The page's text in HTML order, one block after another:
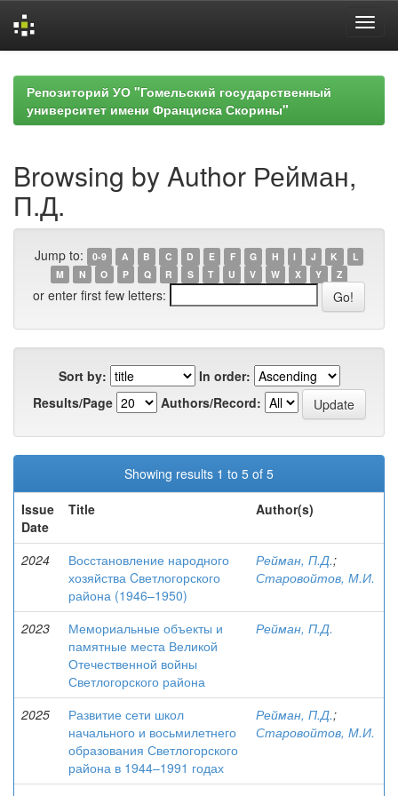
navigationРепозиторий УО "Гомельский государственный
университет имени Франциска Скорины"
Browsing by Author Рейман,
П.Д.
Jump to: 0-9 A B C D E F G H I J K
L
M
N O P Q R S T U V W X Y Z
or enter first few letters:
Sort by:
In order:
Results/Page
Authors/Record:
Showing results 1 to 5 of 5
Issue
Date
Title Author(s)
2024
Восстановление народного
хозяйства Cветлогорского
района (1946–1950)
Рейман, П.Д.;
Старовойтов, М.И.
2023
Мемориальные объекты и
памятные места Великой
Отечественной войны
Светлогорского района
Рейман, П.Д.
2025
Развитие сети школ
начального и восьмилетнего
образования Светлогорского
района в 1944–1991 годах
Рейман, П.Д.;
Старовойтов, М.И.